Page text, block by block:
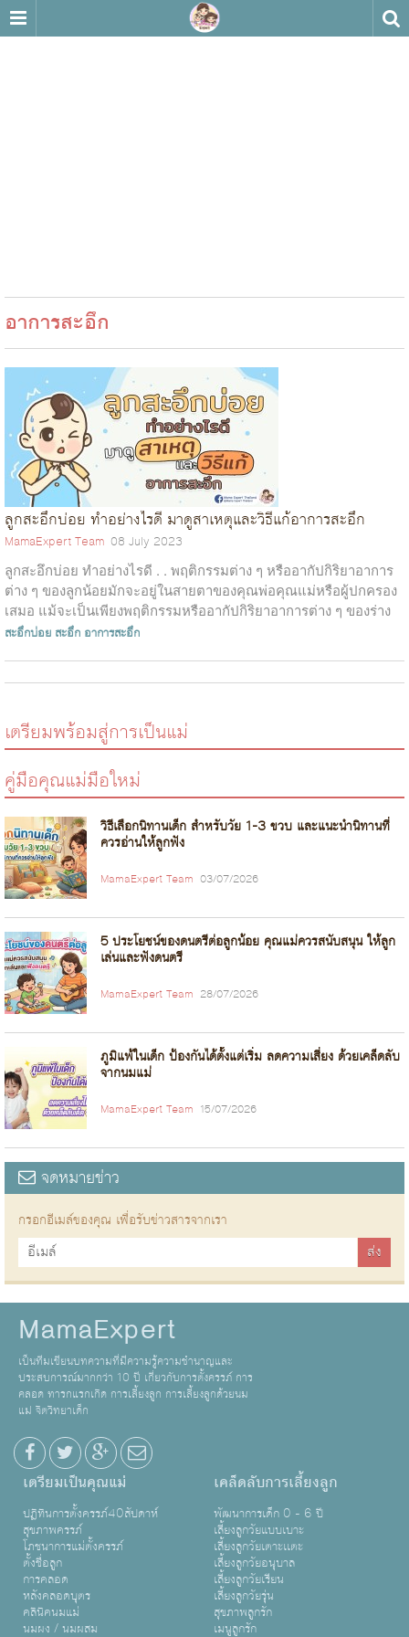
อาการสะอึก
ลูกสะอึกบ่อย ทำอย่างไรดี มาดูสาเหตุและวิธีแก้อาการสะอึก
MamaExpert Team 08 July 2023
ลูกสะอึกบ่อย ทำอย่างไรดี . . พฤติกรรมต่าง ๆ หรืออากัปกิริยาอาการ
ต่าง ๆ ของลูกน้อยมักจะอยู่ในสายตาของคุณพ่อคุณแม่หรือผู้ปกครอง
เสมอ แม้จะเป็นเพียงพฤติกรรมหรืออากัปกิริยาอาการต่าง ๆ ของร่าง
กายเพียงเ...
สะอึกบ่อย สะอึก อาการสะอึก
เตรียมพร้อมสู่การเป็นแม่
คู่มือคุณแม่มือใหม่
วิธีเลือกนิทานเด็ก สำหรับวัย 1-3 ขวบ และแนะนำนิทานที่
ควรอ่านให้ลูกฟัง
MamaExpert Team 03/07/2026
5 ประโยชน์ของดนตรีต่อลูกน้อย คุณแม่ควรสนับสนุน ให้ลูก
เล่นและฟังดนตรี
MamaExpert Team 28/07/2026
ภูมิแพ้ในเด็ก ป้องกันได้ตั้งแต่เริ่ม ลดความเสี่ยง ด้วยเคล็ดลับ
จากนมแม่
MamaExpert Team 15/07/2026
จดหมายข่าว
กรอกอีเมล์ของคุณ เพื่อรับข่าวสารจากเรา
MamaExpert
เป็นทีมเขียนบทความที่มีความรู้ความชำนาญและ
ประสบการณ์มากกว่า 10 ปี เกี่ยวกับการตั้งครรภ์ การ
คลอด ทารกแรกเกิด การเลี้ยงลูก การเลี้ยงลูกด้วยนม
แม่ จิตวิทยาเด็ก
เตรียมเป็นคุณแม่
ปฏิทินการตั้งครรภ์40สัปดาห์
สุขภาพครรภ์
โภชนาการแม่ตั้งครรภ์
ตั้งชื่อลูก
การคลอด
หลังคลอดบุตร
คลินิคนมแม่
นมผง / นมผสม
เคล็ดลับการเลี้ยงลูก
พัฒนาการเด็ก 0 - 6 ปี
เลี้ยงลูกวัยแบบเบาะ
เลี้ยงลูกวัยเตาะเเตะ
เลี้ยงลูกวัยอนุบาล
เลี้ยงลูกวัยเรียน
เลี้ยงลูกวัยรุ่น
สุขภาพลูกรัก
เมนูลูกรัก